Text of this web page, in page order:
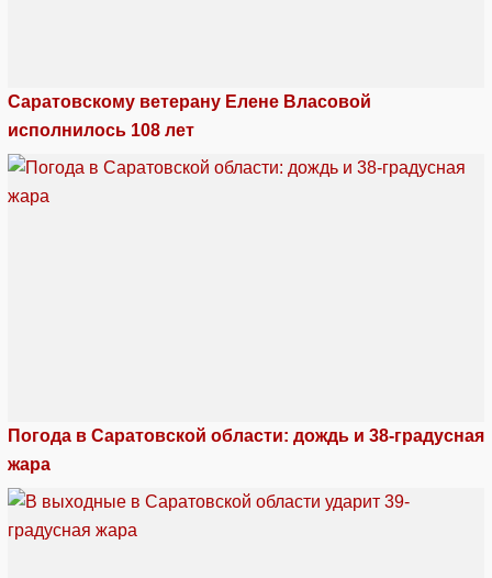
Саратовскому ветерану Елене Власовой
исполнилось 108 лет
Погода в Саратовской области: дождь и 38-градусная
жара